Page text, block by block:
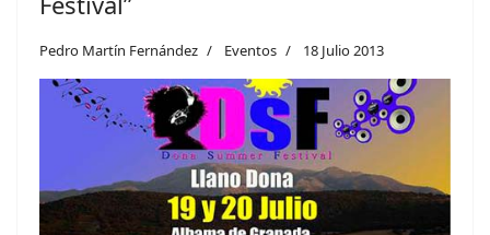
Pedro Martín Fernández Eventos 18 Julio 2013